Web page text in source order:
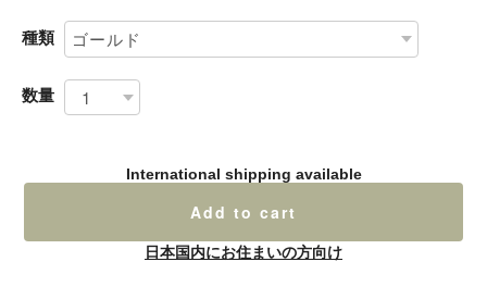
種類
数量
International shipping available
Add to cart
日本国内にお住まいの方向け